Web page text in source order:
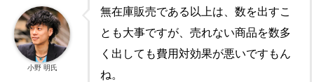
無在庫販売である以上は、数を出すこ
とも大事ですが、売れない商品を数多
く出しても費用対効果が悪いですもん
ね。
小野 明氏